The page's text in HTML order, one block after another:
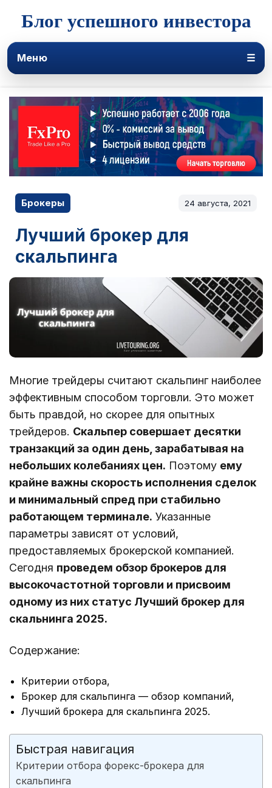
Блог успешного инвестора
Меню ☰
Брокеры 24 августа, 2021
Лучший брокер для
скальпинга
Многие трейдеры считают скальпинг наиболее
эффективным способом торговли. Это может
быть правдой, но скорее для опытных
трейдеров. Скальпер совершает десятки
транзакций за один день, зарабатывая на
небольших колебаниях цен. Поэтому ему
крайне важны скорость исполнения сделок
и минимальный спред при стабильно
работающем терминале. Указанные
параметры зависят от условий,
предоставляемых брокерской компанией.
Сегодня проведем обзор брокеров для
высокочастотной торговли и присвоим
одному из них статус Лучший брокер для
скальнинга 2025.
Содержание:
Критерии отбора,
Брокер для скальпинга — обзор компаний,
Лучший брокера для скальпинга 2025.
Быстрая навигация
Критерии отбора форекс-брокера для
скальпинга